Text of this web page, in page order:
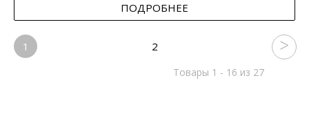
ПОДРОБНЕЕ
1 2
Товары 1 - 16 из 27